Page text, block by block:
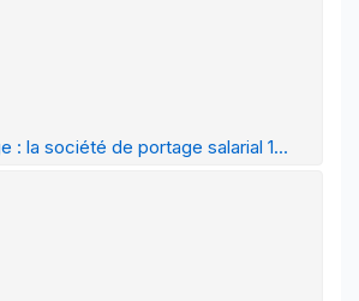
: la société de portage salarial 1...